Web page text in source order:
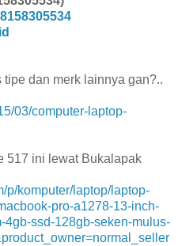
dan merk lainnya gan?..
03/computer-laptop-
517 ini lewat Bukalapak
p/komputer/laptop/laptop-
pro-a1278-13-inch-
4gb-ssd-128gb-seken-mulus-